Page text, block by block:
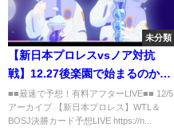
未分類
【新日本プロレスvsノア対抗
戦】12.27後楽園で始まるのか？
第2試合キング・タニーvs現在交
渉中！これは新日本プロレスの
あの選手か！徹底予想します！
■■最速で予想！有料アフターLIVE■■ 12/5
アーカイブ 【新日本プロレス】WTL＆
BOSJ決勝カード予想LIVE https://n...